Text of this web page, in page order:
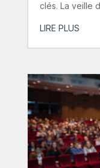
clés. La veille
LIRE PLUS